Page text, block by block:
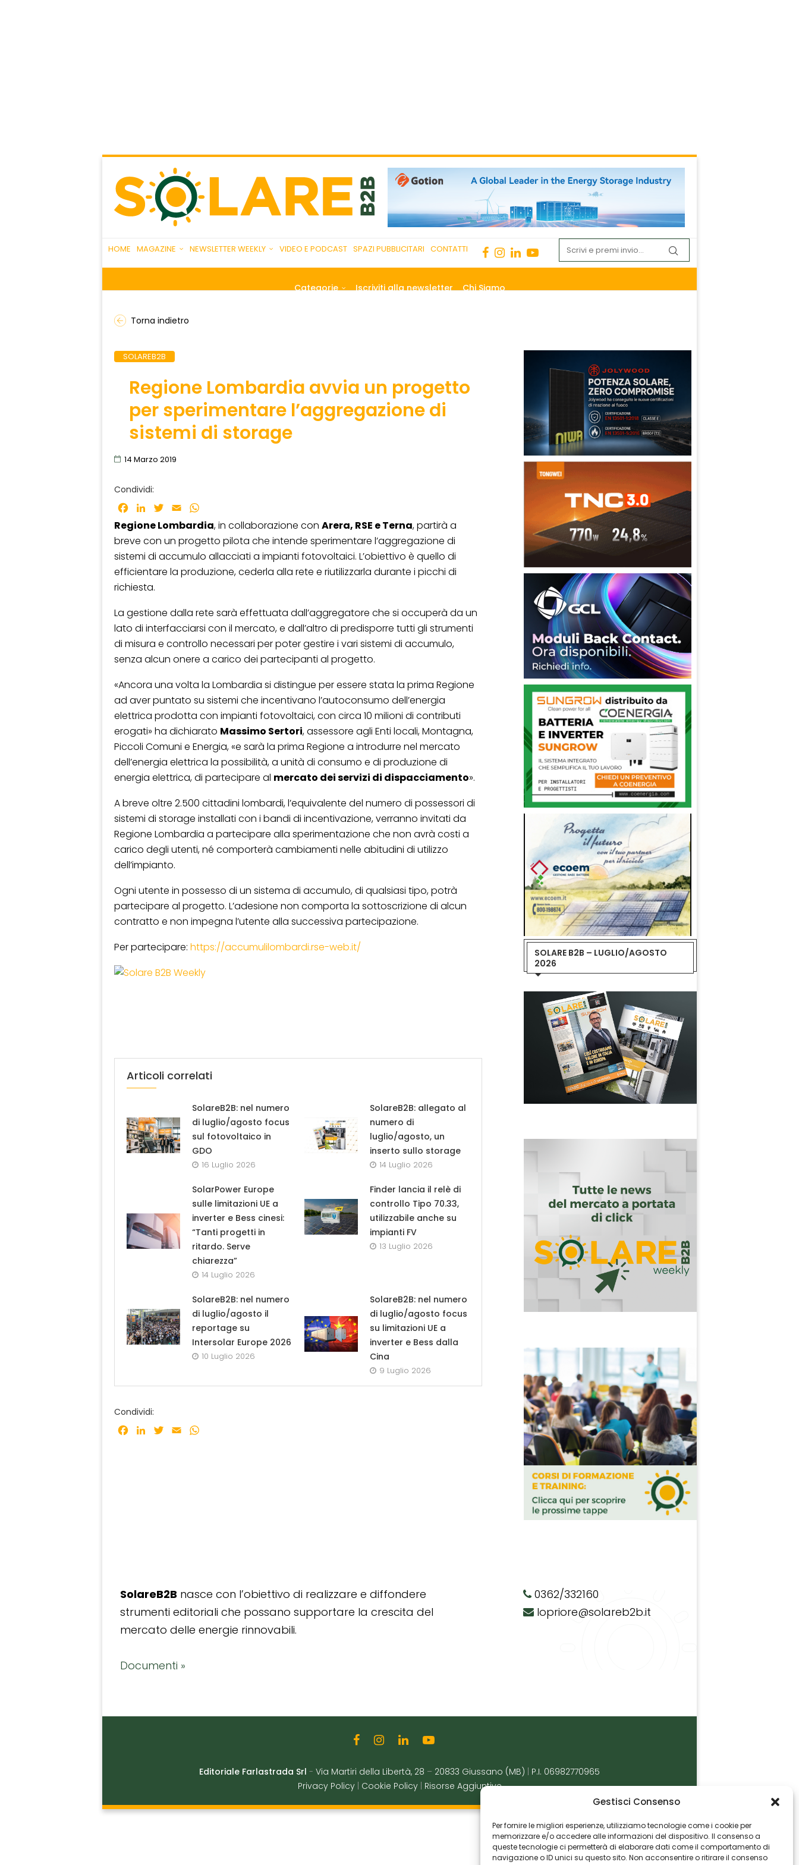
Gestisci Consenso
Per fornire le migliori esperienze, utilizziamo tecnologie come i cookie per
memorizzare e/o accedere alle informazioni del dispositivo. Il consenso a
queste tecnologie ci permetterà di elaborare dati come il comportamento di
navigazione o ID unici su questo sito. Non acconsentire o ritirare il consenso
HOME MAGAZINE NEWSLETTER WEEKLY VIDEO E PODCAST SPAZI PUBBLICITARI CONTATTI
Categorie Iscriviti alla newsletter Chi Siamo
Torna indietro
SOLAREB2B
Regione Lombardia avvia un progetto
per sperimentare l’aggregazione di
sistemi di storage
14 Marzo 2019
Condividi:
Facebook
LinkedInTwitter
Email
Regione Lombardia, in collaborazione con Arera, RSE e Terna, partirà a
breve con un progetto pilota che intende sperimentare l’aggregazione di
sistemi di accumulo allacciati a impianti fotovoltaici. L’obiettivo è quello di
efficientare la produzione, cederla alla rete e riutilizzarla durante i picchi di
richiesta.
La gestione dalla rete sarà effettuata dall’aggregatore che si occuperà da un
lato di interfacciarsi con il mercato, e dall’altro di predisporre tutti gli strumenti
di misura e controllo necessari per poter gestire i vari sistemi di accumulo,
senza alcun onere a carico dei partecipanti al progetto.
«Ancora una volta la Lombardia si distingue per essere stata la prima Regione
ad aver puntato su sistemi che incentivano l’autoconsumo dell’energia
elettrica prodotta con impianti fotovoltaici, con circa 10 milioni di contributi
erogati» ha dichiarato Massimo Sertori, assessore agli Enti locali, Montagna,
Piccoli Comuni e Energia, «e sarà la prima Regione a introdurre nel mercato
dell’energia elettrica la possibilità, a unità di consumo e di produzione di
energia elettrica, di partecipare al mercato dei servizi di dispacciamento».
A breve oltre 2.500 cittadini lombardi, l’equivalente del numero di possessori di
sistemi di storage installati con i bandi di incentivazione, verranno invitati da
Regione Lombardia a partecipare alla sperimentazione che non avrà costi a
carico degli utenti, né comporterà cambiamenti nelle abitudini di utilizzo
dell’impianto.
Ogni utente in possesso di un sistema di accumulo, di qualsiasi tipo, potrà
partecipare al progetto. L’adesione non comporta la sottoscrizione di alcun
contratto e non impegna l’utente alla successiva partecipazione.
Per partecipare: https://accumulilombardi.rse-web.it/
Articoli correlati
SolareB2B: nel numero
di luglio/agosto focus
sul fotovoltaico in
GDO
16 Luglio 2026
SolareB2B: allegato al
numero di
luglio/agosto, un
inserto sullo storage
14 Luglio 2026
SolarPower Europe
sulle limitazioni UE a
inverter e Bess cinesi:
“Tanti progetti in
ritardo. Serve
chiarezza”
14 Luglio 2026
Finder lancia il relè di
controllo Tipo 70.33,
utilizzabile anche su
impianti FV
13 Luglio 2026
SolareB2B: nel numero
di luglio/agosto il
reportage su
Intersolar Europe 2026
10 Luglio 2026
SolareB2B: nel numero
di luglio/agosto focus
su limitazioni UE a
inverter e Bess dalla
Cina
9 Luglio 2026
Condividi:
Facebook
LinkedInTwitter
Email
SOLARE B2B – LUGLIO/AGOSTO
2026
SolareB2B nasce con l’obiettivo di realizzare e diffondere
strumenti editoriali che possano supportare la crescita del
mercato delle energie rinnovabili.
Documenti »
0362/332160
lopriore@solareb2b.it
Editoriale Farlastrada Srl - Via Martiri della Libertà, 28 – 20833 Giussano (MB)
P.I. 06982770965
Privacy Policy
Cookie Policy Risorse Aggiuntive